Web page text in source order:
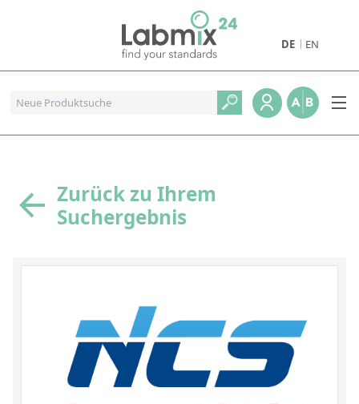
DE EN
Referenzstandards für die Industrie und Geologie
Referenzstandards für die Umweltanalytik
Organische Referenzstandards
Anorganische Referenzstandards
Laborvergleichsuntersuchungen (LVU/PT)
Zurück zu Ihrem
Suchergebnis